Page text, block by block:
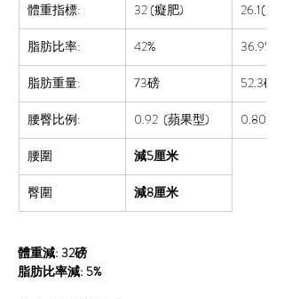
體重指標: 32 (癡肥) 26.1(肥
脂肪比率: 42% 36.9%
脂肪重量: 73磅 52.3磅
腰臀比例: 0.92  (蘋果型) 0.80 (正
腰圍 減5厘米
臀圍 減8厘米
體重減: 32磅
脂肪比率減: 5%